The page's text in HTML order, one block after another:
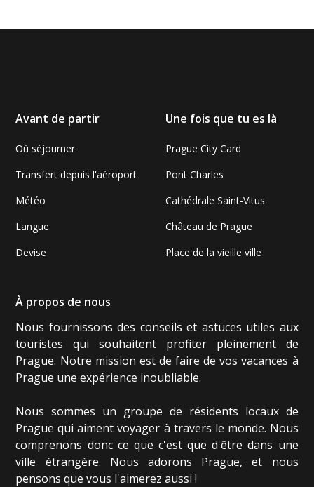
Avant de partir
Où séjourner
Transfert depuis l'aéroport
Météo
Langue
Devise
Une fois que tu es là
Prague City Card
Pont Charles
Cathédrale Saint-Vitus
Château de Prague
Place de la vieille ville
À propos de nous
Nous fournissons des conseils et astuces utiles aux
touristes qui souhaitent profiter pleinement de
Prague. Notre mission est de faire de vos vacances à
Prague une expérience inoubliable.
Nous sommes un groupe de résidents locaux de
Prague qui aiment voyager à travers le monde. Nous
comprenons donc ce que c'est que d'être dans une
ville étrangère. Nous adorons Prague, et nous
pensons que vous l'aimerez aussi !